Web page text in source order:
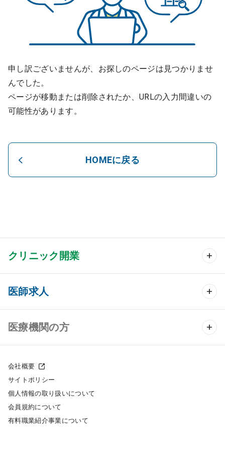
申し訳ございませんが、お探しのページは見つかりませ
んでした。
ページが移動または削除されたか、URLの入力間違いの
可能性があります。
HOMEに戻る
クリニック開業
クリニック開業 TOP
クリニック物件検索
クリニックの開業スタイル
クリニック開業までの流れ
開業支援事例
医師求人
医師求人 TOP
常勤求人検索
非常勤求人検索
スポット求人検索
医療機関の方
採用をお考えの医療機関の方
会社概要
サイトポリシー
個人情報の取り扱いについて
会員規約について
有料職業紹介事業について